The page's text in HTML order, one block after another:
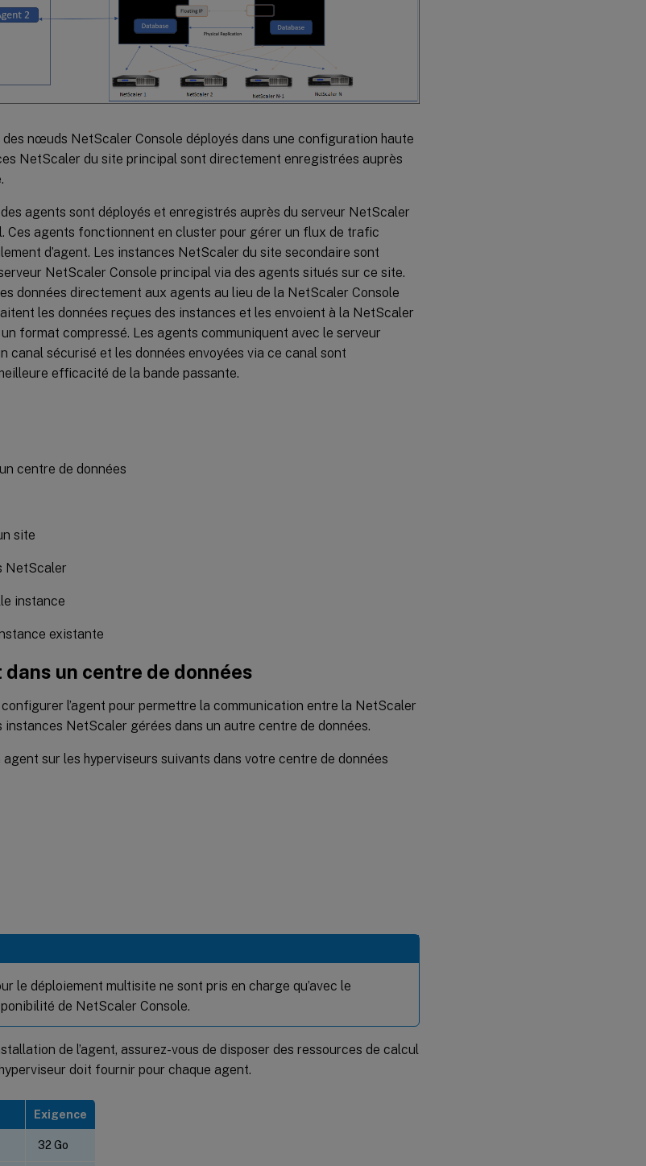
nœuds NetScaler Console déployés dans une configuration haute
NetScaler du site principal sont directement enregistrées auprès
agents sont déployés et enregistrés auprès du serveur NetScaler
Ces agents fonctionnent en cluster pour gérer un flux de trafic
d’agent. Les instances NetScaler du site secondaire sont
NetScaler Console principal via des agents situés sur ce site.
données directement aux agents au lieu de la NetScaler Console
les données reçues des instances et les envoient à la NetScaler
format compressé. Les agents communiquent avec le serveur
canal sécurisé et les données envoyées via ce canal sont
efficacité de la bande passante.
centre de données
site
NetScaler
instance
existante
dans un centre de données
l’agent pour permettre la communication entre la NetScaler
instances NetScaler gérées dans un autre centre de données.
sur les hyperviseurs suivants dans votre centre de données
le déploiement multisite ne sont pris en charge qu’avec le
de NetScaler Console.
de l’agent, assurez-vous de disposer des ressources de calcul
doit fournir pour chaque agent.
Exigence
32 Go